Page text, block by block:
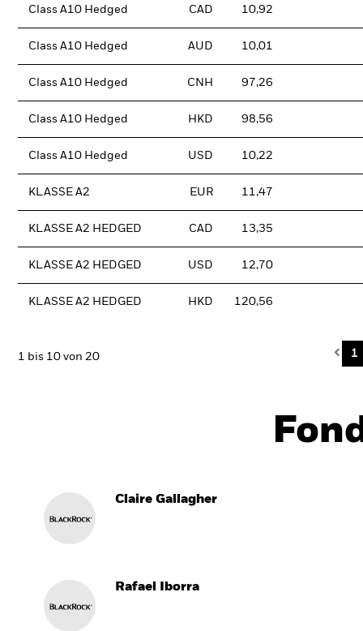
Class A10 Hedged CAD 10,92
Class A10 Hedged AUD 10,01
Class A10 Hedged CNH 97,26
Class A10 Hedged HKD 98,56
Class A10 Hedged USD 10,22
KLASSE A2 EUR 11,47
KLASSE A2 HEDGED CAD 13,35
KLASSE A2 HEDGED USD 12,70
KLASSE A2 HEDGED HKD 120,56
1 bis 10 von 20 1
Claire Gallagher
Rafael Iborra